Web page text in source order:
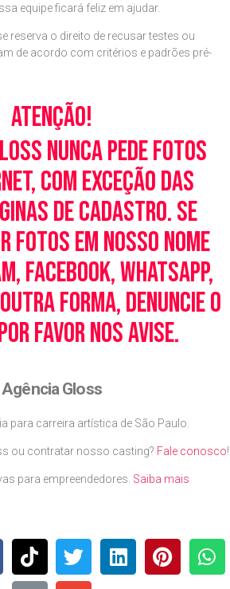
equipe ficará feliz em ajudar.
reserva o direito de recusar testes ou
de acordo com critérios e padrões pré-
Atenção!
nunca pede fotos
com exceção das
de cadastro. Se
fotos em nosso nome
Facebook, WhatsApp,
forma, denuncie o
favor nos avise.
Agência Gloss
para carreira artística de São Paulo.
ou contratar nosso casting? Fale conosco!
para empreendedores. Saiba mais